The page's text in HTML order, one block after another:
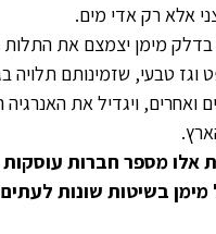
אלא רק אדי מים.
מימן יצמצם את התלות
וגז טבעי, שזמינותם תלויה
ואחרים, ויגדיל את האנרגיה
אלו מספר חברות עוסקות
מימן בשיטות שונות